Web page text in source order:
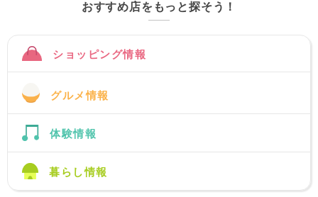
おすすめ店をもっと探そう！
ショッピング情報
グルメ情報
体験情報
暮らし情報